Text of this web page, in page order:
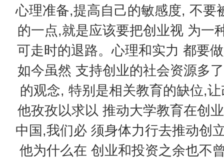
心理准备,提高自己的敏感度, 不要
的一点,就是应该要把创业视 为一
可走时的退路。心理和实力 都要
如今虽然 支持创业的社会资源多
的观念, 特别是相关教育的缺位,
他孜孜以求以 推动大学教育在创
中国,我们必 须身体力行去推动创
他为什么在 创业和投资之余也不